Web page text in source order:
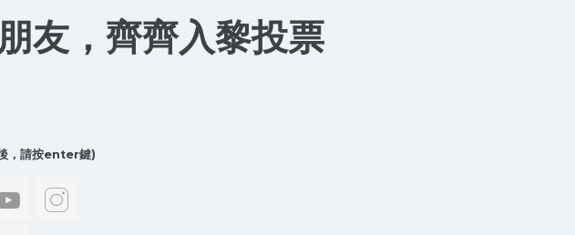
友，齊齊入黎投票
，請按enter鍵)